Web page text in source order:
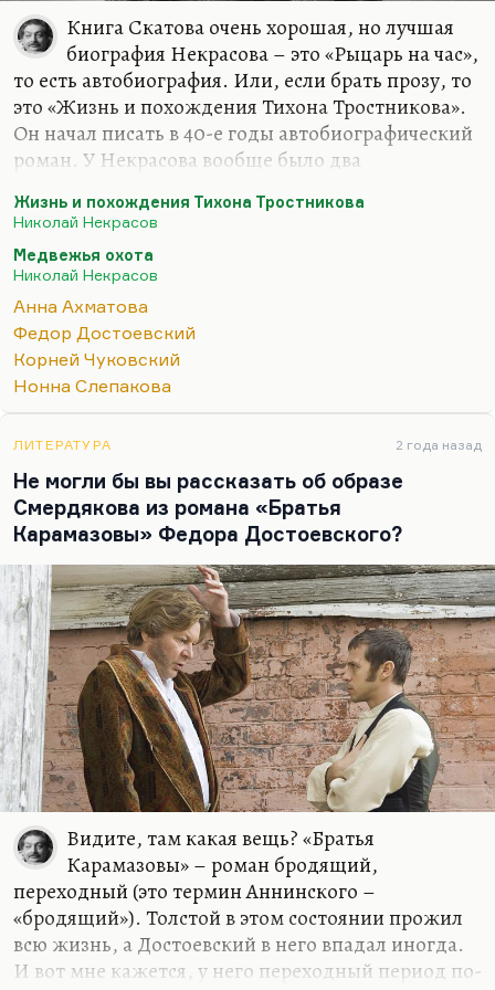
Книга Скатова очень хорошая, но лучшая
биография Некрасова – это «Рыцарь на час»,
то есть автобиография. Или, если брать прозу, то
это «Жизнь и похождения Тихона Тростникова».
Он начал писать в 40-е годы автобиографический
роман. У Некрасова вообще было два
автобиографический прозаический роман «Жизнь
и похождения Тихона Тростникова» и
неоконченная великолепная по эскизам драма в
стихах «Медвежья охота», где он выносит
приговор поколению и где медвежья охота
вырастает до такого масштабного символа.
Только у Тендрякова в рассказе «Охота» она была
так же интерпретирована. Такая охота на своих,
Про Некрасова мог написать только Некрасов.…
Жизнь и похождения Тихона Тростникова
Николай Некрасов
Медвежья охота
Николай Некрасов
Анна Ахматова
Федор Достоевский
Корней Чуковский
Нонна Слепакова
ЛИТЕРАТУРА 2 года назад
Не могли бы вы рассказать об образе
Смердякова из романа «Братья
Карамазовы» Федора Достоевского?
Видите, там какая вещь? «Братья
Карамазовы» – роман бродящий,
переходный (это термин Аннинского –
«бродящий»). Толстой в этом состоянии прожил
всю жизнь, а Достоевский в него впадал иногда.
И вот мне кажется, у него переходный период по-